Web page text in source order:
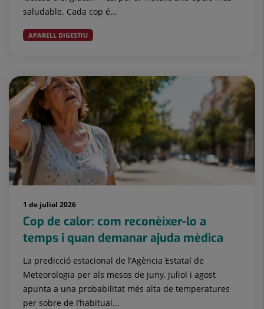
saludable. Cada cop é...
APARELL DIGESTIU
1 de juliol 2026
Cop de calor: com reconèixer-lo a
temps i quan demanar ajuda mèdica
La predicció estacional de l’Agència Estatal de
Meteorologia per als mesos de juny, juliol i agost
apunta a una probabilitat més alta de temperatures
per sobre de l’habitual...